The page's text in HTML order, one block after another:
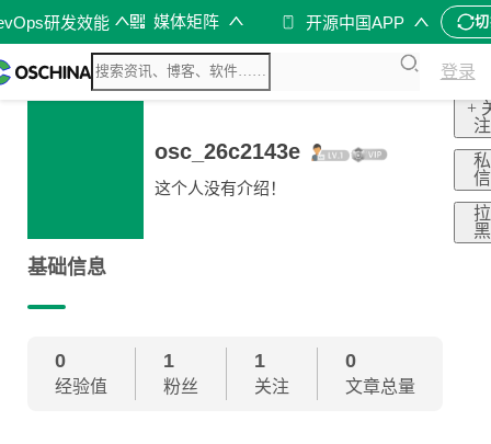
研发效能 媒体矩阵 开源中国APP
登录
osc_26c2143e
这个人没有介绍！
+
注
私
信
拉
黑
基础信息
0
经验值
1
粉丝
1
关注
0
文章总量